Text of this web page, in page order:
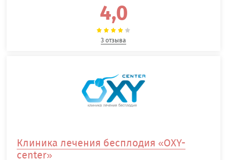
4,0
3 отзыва
Клиника лечения бесплодия «OXY-
center»